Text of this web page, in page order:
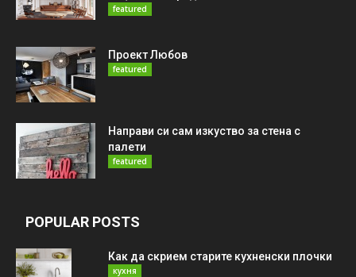
featured
Проект Любов
featured
Направи си сам изкуство за стена с
палети
featured
POPULAR POSTS
Как да скрием старите кухненски плочки
кухня